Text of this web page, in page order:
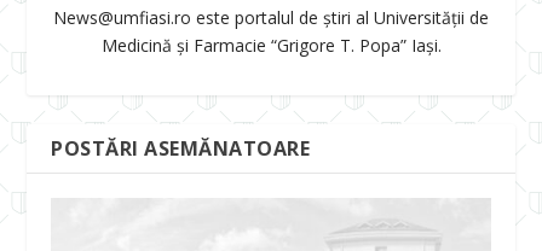
News@umfiasi.ro este portalul de știri al Universității de
Medicină și Farmacie “Grigore T. Popa” Iași.
POSTĂRI ASEMĂNATOARE